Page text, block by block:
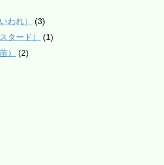
われ）
(3)
タード）
(1)
）
(2)